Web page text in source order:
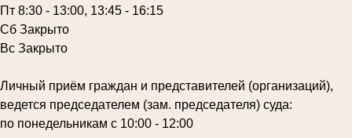
Пт 8:30 - 13:00, 13:45 - 16:15
Сб Закрыто
Вс Закрыто
Личный приём граждан и представителей (организаций),
ведется председателем (зам. председателя) суда:
по понедельникам с 10:00 - 12:00